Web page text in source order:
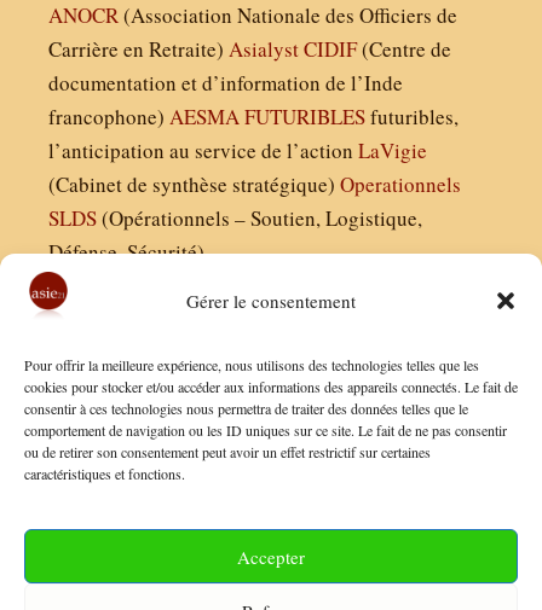
Gérer le consentement
Pour offrir la meilleure expérience, nous utilisons des technologies telles que les
cookies pour stocker et/ou accéder aux informations des appareils connectés. Le fait de
consentir à ces technologies nous permettra de traiter des données telles que le
comportement de navigation ou les ID uniques sur ce site. Le fait de ne pas consentir
ou de retirer son consentement peut avoir un effet restrictif sur certaines
caractéristiques et fonctions.
Accepter
ANOCR(Association Nationale des Officiers de
Carrière en Retraite) AsialystCIDIF(Centre de
documentation et d’information de l’Inde
francophone) AESMAFUTURIBLESfuturibles,
l’anticipation au service de l’action LaVigie
(Cabinet de synthèse stratégique) Operationnels
SLDS(Opérationnels – Soutien, Logistique,
Défense, Sécurité)
Finaldées EURL
Siège social : 13 avenue Boudon, 75016, Paris
Nous contacter
Conditions Générales de Vente
Politique de Confidentialité